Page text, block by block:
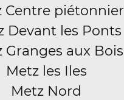
Centre piétonnier
Devant les Ponts
Granges aux Bois
Metz les Iles
Metz Nord